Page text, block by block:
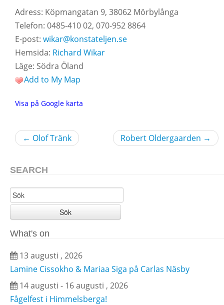
Adress: Köpmangatan 9, 38062 Mörbylånga
Telefon: 0485-410 02, 070-952 8864
E-post: wikar@konstateljen.se
Hemsida: Richard Wikar
Läge: Södra Öland
Add to My Map
Visa på Google karta
← Olof Tränk Robert Oldergaarden →
SEARCH
Sök
What's on
13 augusti , 2026
Lamine Cissokho & Mariaa Siga på Carlas Näsby
14 augusti - 16 augusti , 2026
Fågelfest i Himmelsberga!